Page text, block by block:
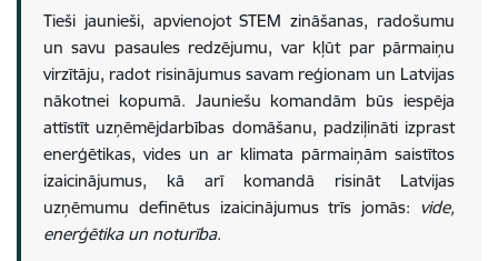
Tieši jaunieši, apvienojot STEM zināšanas, radošumu
un savu pasaules redzējumu, var kļūt par pārmaiņu
virzītāju, radot risinājumus savam reģionam un Latvijas
nākotnei kopumā. Jauniešu komandām būs iespēja
attīstīt uzņēmējdarbības domāšanu, padziļināti izprast
enerģētikas, vides un ar klimata pārmaiņām saistītos
izaicinājumus, kā arī komandā risināt Latvijas
uzņēmumu definētus izaicinājumus trīs jomās: vide,
enerģētika un noturība.